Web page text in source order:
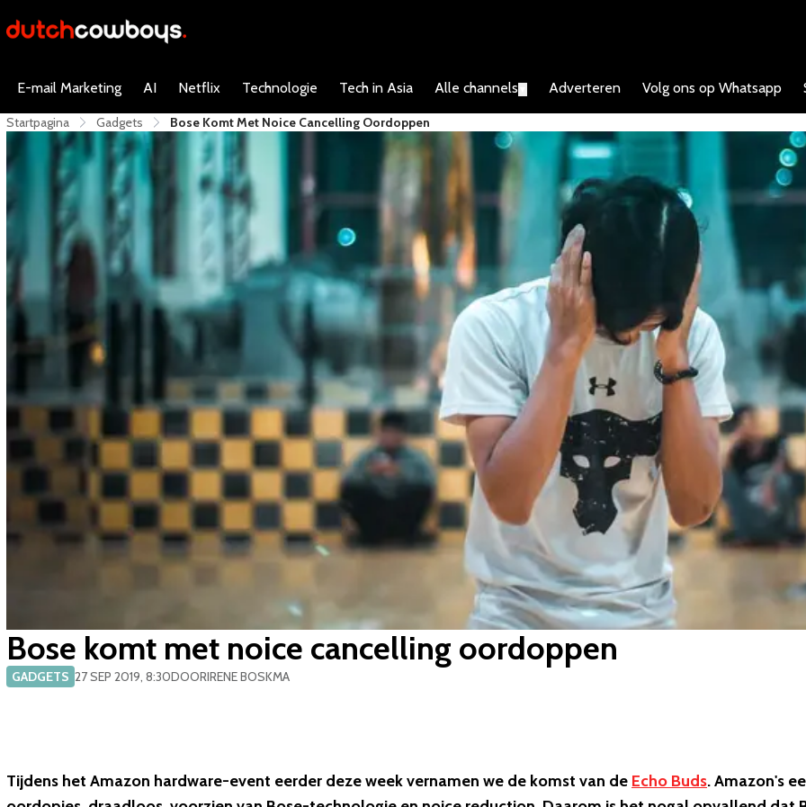
E-mail Marketing AI Netflix Technologie Tech in Asia Alle channels Adverteren Volg ons op Whatsapp
Startpagina Gadgets Bose Komt Met Noice Cancelling Oordoppen
Bose komt met noice cancelling oordoppen
GADGETS 27 SEP 2019, 8:30DOORIRENE BOSKMA
Tijdens het Amazon hardware-event eerder deze week vernamen we de komst van de Echo Buds. Amazon's